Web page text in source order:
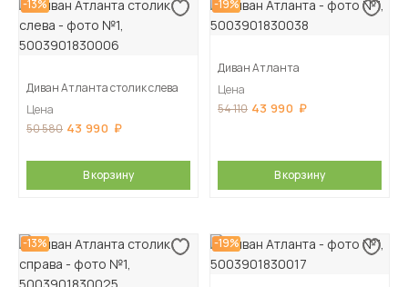
-13%
Диван Атланта столик слева
Цена
50 580 43 990
В корзину
-19%
Диван Атланта
Цена
54 110 43 990
В корзину
-13% -19%